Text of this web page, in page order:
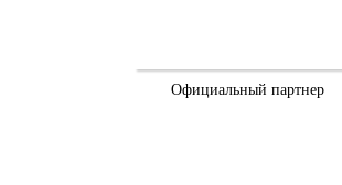
Официальный партнер